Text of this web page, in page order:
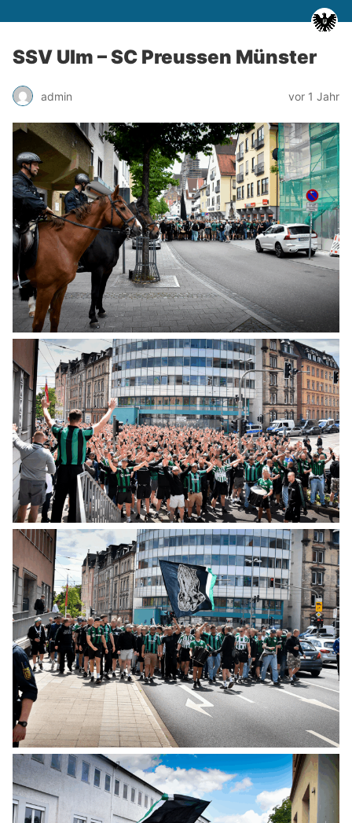
SSV Ulm – SC Preussen Münster
admin vor 1 Jahr